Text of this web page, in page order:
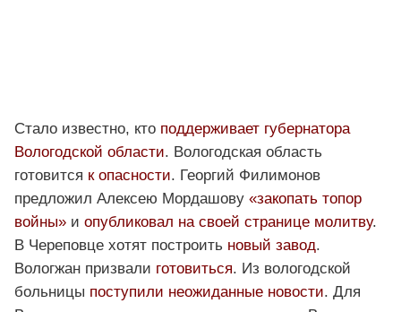
Стало известно, кто поддерживает губернатора
Вологодской области. Вологодская область
готовится к опасности. Георгий Филимонов
предложил Алексею Мордашову «закопать топор
войны» и опубликовал на своей странице молитву.
В Череповце хотят построить новый завод.
Вологжан призвали готовиться. Из вологодской
больницы поступили неожиданные новости. Для